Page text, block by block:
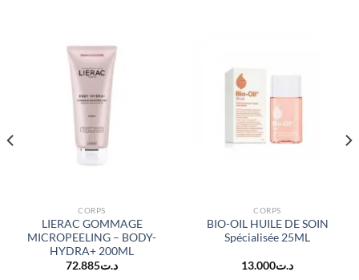
CORPS
LIERAC GOMMAGE
MICROPEELING – BODY-
HYDRA+ 200ML
د.ت72.885
CORPS
BIO-OIL HUILE DE SOIN
Spécialisée 25ML
د.ت13.000